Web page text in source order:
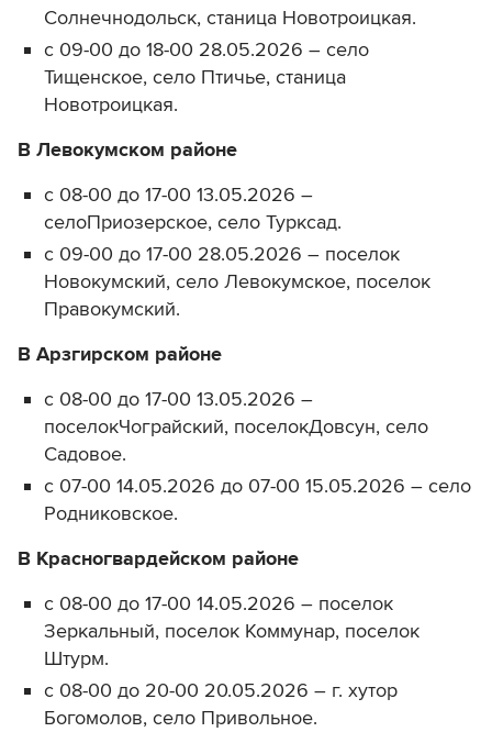
Солнечнодольск, станица Новотроицкая.
с 09-00 до 18-00 28.05.2026 – село
Тищенское, село Птичье, станица
Новотроицкая.
В Левокумском районе
с 08-00 до 17-00 13.05.2026 –
селоПриозерское, село Турксад.
с 09-00 до 17-00 28.05.2026 – поселок
Новокумский, село Левокумское, поселок
Правокумский.
В Арзгирском районе
с 08-00 до 17-00 13.05.2026 –
поселокЧограйский, поселокДовсун, село
Садовое.
с 07-00 14.05.2026 до 07-00 15.05.2026 – село
Родниковское.
В Красногвардейском районе
с 08-00 до 17-00 14.05.2026 – поселок
Зеркальный, поселок Коммунар, поселок
Штурм.
с 08-00 до 20-00 20.05.2026 – г. хутор
Богомолов, село Привольное.